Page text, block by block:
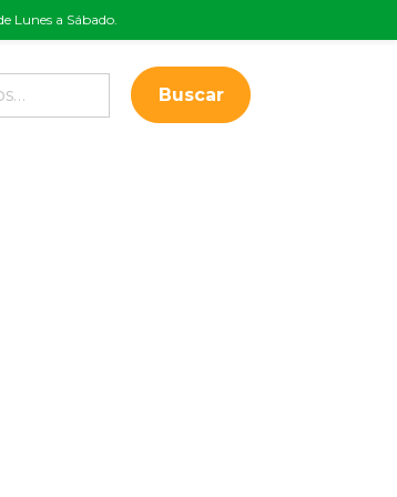
Buscar
Lunes a Sábado.